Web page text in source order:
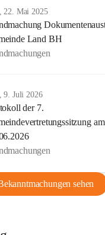
22. Mai 2025
Land BH
9. Juli 2026
der 7.
am
sehen